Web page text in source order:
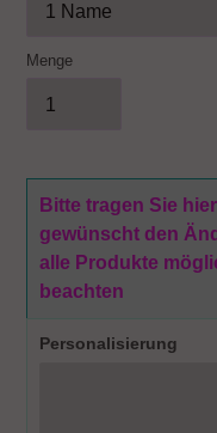
Menge
Bitte tragen Sie
gewünscht den
alle Produkte
beachten
Personalisierung